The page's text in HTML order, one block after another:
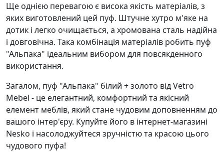
Ще однією перевагою є висока якість матеріалів, з
яких виготовлений цей пуф. Штучне хутро м'яке на
дотик і легко очищається, а хромована сталь надійна
і довговічна. Така комбінація матеріалів робить пуф
"Альпака" ідеальним вибором для повсякденного
використання.
Загалом, пуф "Альпака" білий + золото від Vetro
Mebel - це елегантний, комфортний та якісний
елемент меблів, який стане чудовим доповненням до
вашого інтер'єру. Купуйте його в інтернет-магазині
Nesko і насолоджуйтеся зручністю та красою цього
чудового пуфа!